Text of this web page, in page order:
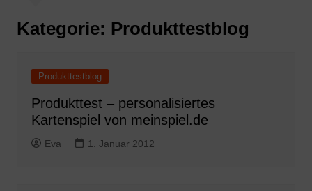
Kategorie: Produkttestblog
Produkttestblog
Produkttest – personalisiertes
Kartenspiel von meinspiel.de
Eva 1. Januar 2012